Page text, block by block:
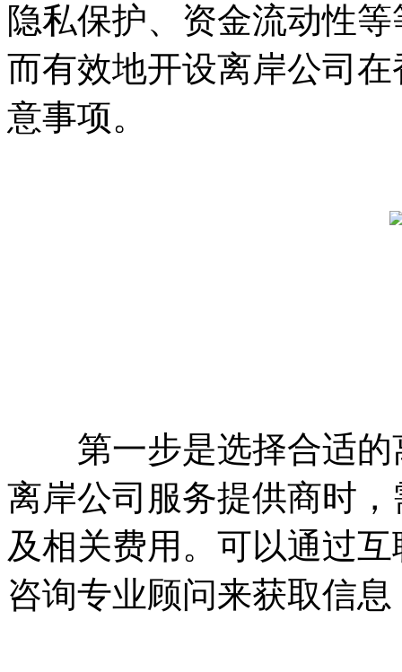
隐私保护、资金流动性
而有效地开设离岸公司
意事项。
第一步是选择合适的
离岸公司服务提供商时
及相关费用。可以通过
咨询专业顾问来获取信